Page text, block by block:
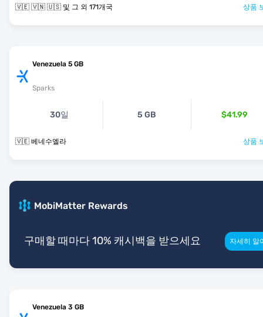
🇻🇪 🇻🇳 🇺🇸 및 그 외 171개국 상품
Venezuela 5 GB
Sparks
30일 5 GB $41.99
🇻🇪 베네수엘라 상품
MobiMatter Rewards
구매할 때마다 10% 캐시백을 받으세요 자세히 알
Venezuela 3 GB